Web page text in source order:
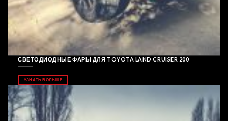
СВЕТОДИОДНЫЕ ФАРЫ ДЛЯ TOYOTA LAND CRUISER 200
УЗНАТЬ БОЛЬШЕ